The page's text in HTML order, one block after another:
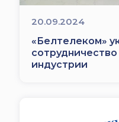
20.09.2024
«Белтелеком»
индустрии